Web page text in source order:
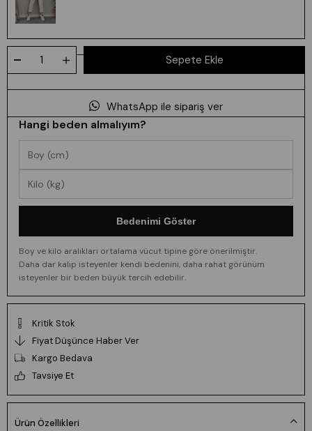
WhatsApp ile sipariş ver
Hangi beden almalıyım?
Bedenimi Göster
Boy ve kilo aralıkları ortalama vücut tipine göre önerilmiştir.
Daha dar kalıp isteyenler kendi bedenini, daha rahat görünüm
isteyenler bir beden büyük tercih edebilir.
Kritik Stok
Fiyat Düşünce Haber Ver
Kargo Bedava
Tavsiye Et
Ürün Özellikleri